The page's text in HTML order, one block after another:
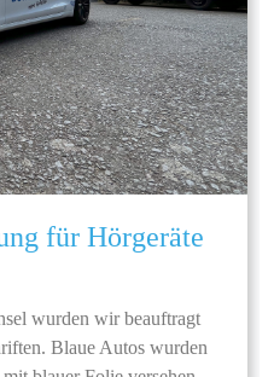
für Hörgeräte
wurden wir beauftragt
Blaue Autos wurden